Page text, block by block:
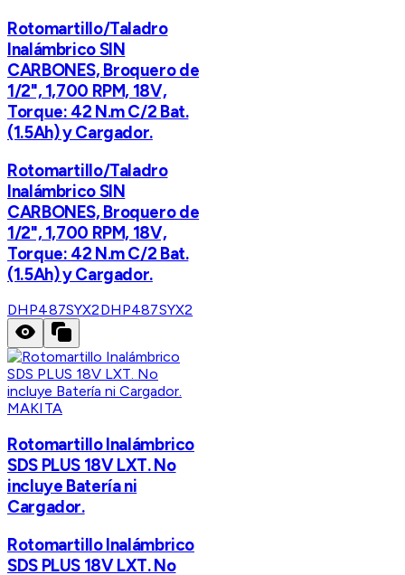
Rotomartillo/Taladro
Inalámbrico SIN
CARBONES, Broquero de
1/2", 1,700 RPM, 18V,
Torque: 42 N.m C/2 Bat.
(1.5Ah) y Cargador.
Rotomartillo/Taladro
Inalámbrico SIN
CARBONES, Broquero de
1/2", 1,700 RPM, 18V,
Torque: 42 N.m C/2 Bat.
(1.5Ah) y Cargador.
DHP487SYX2DHP487SYX2
MAKITA
Rotomartillo Inalámbrico
SDS PLUS 18V LXT. No
incluye Batería ni
Cargador.
Rotomartillo Inalámbrico
SDS PLUS 18V LXT. No